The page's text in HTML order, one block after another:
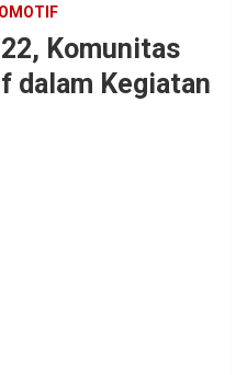
Komunitas
dalam Kegiatan